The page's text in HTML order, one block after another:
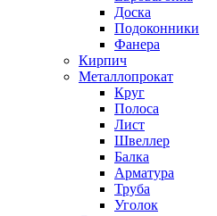
Доска
Подоконники
Фанера
Кирпич
Металлопрокат
Круг
Полоса
Лист
Швеллер
Балка
Арматура
Труба
Уголок